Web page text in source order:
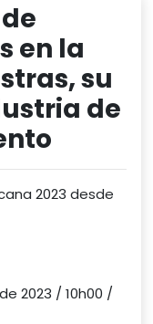
en la
su
de
2023 desde
2023 / 10h00 /